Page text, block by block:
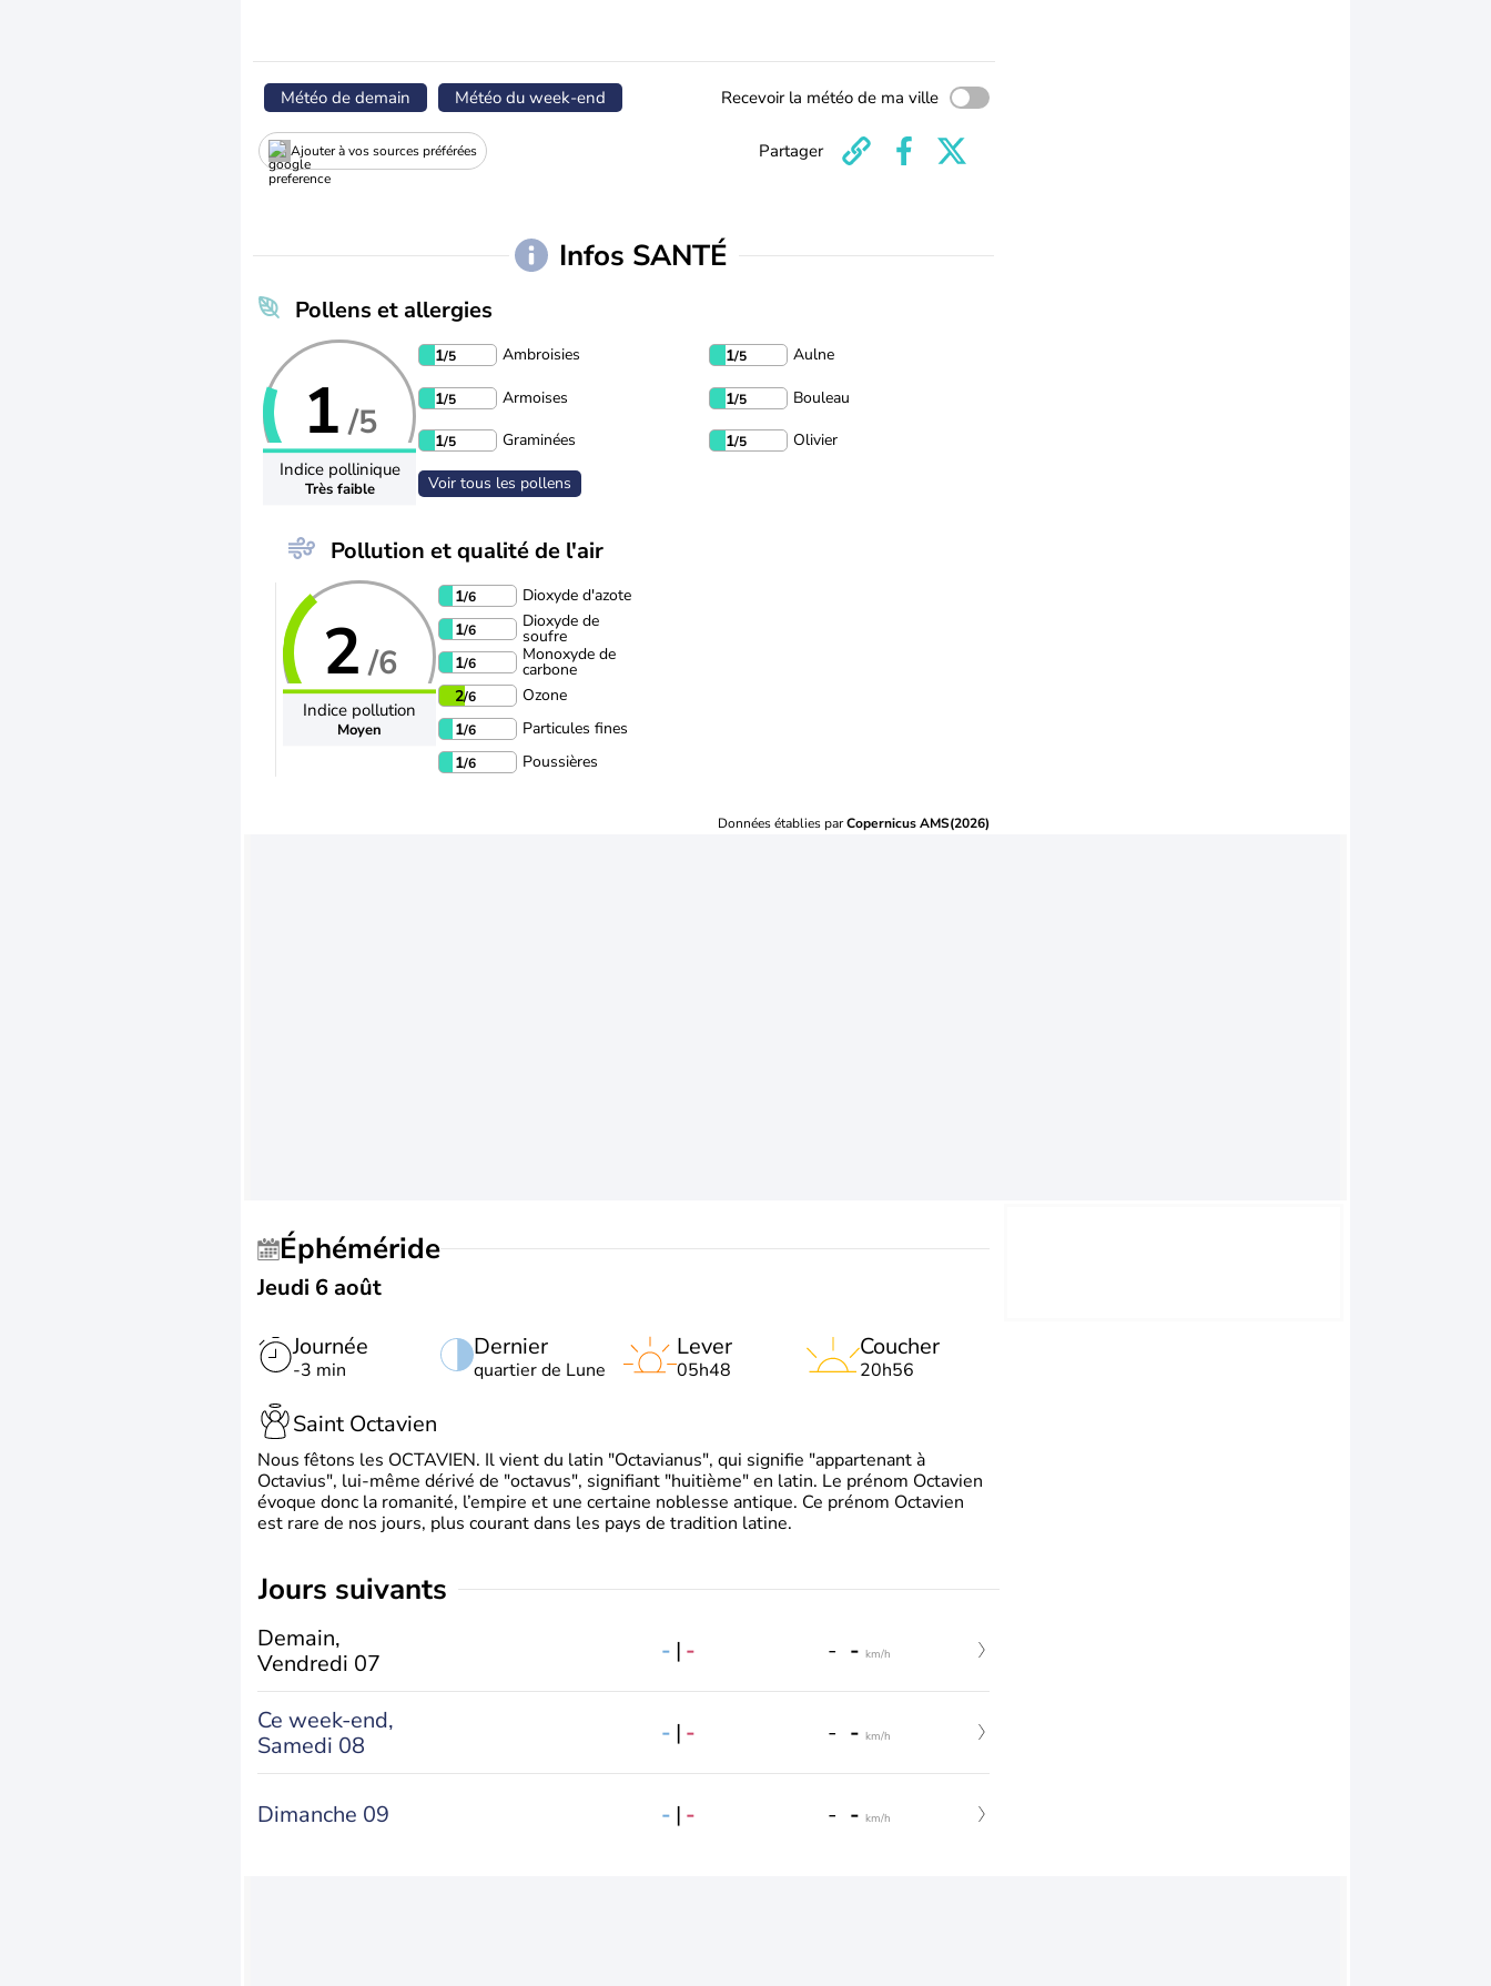
Météo de demain Météo du week-end Recevoir la météo de ma ville
Ajouter à vos sources préférées Partager
Infos SANTÉ
Pollens et allergies
1 /5
Indice pollinique
Très faible
1/5 Ambroisies 1/5 Aulne
1/5 Armoises 1/5 Bouleau
1/5 Graminées 1/5 Olivier
Voir tous les pollens
Pollution et qualité de l'air
2 /6
Indice pollution
Moyen
1/6
Dioxyde d'azote
1/6 Dioxyde de
soufre
1/6 Monoxyde de
carbone
2/6
Ozone
1/6
Particules fines
1/6 Poussières
Données établies parCopernicus AMS(2026)
Éphéméride
Jeudi 6 août
Journée
-3 min
Dernier
quartier de Lune
Lever
05h48
Coucher
20h56
Saint Octavien
Nous fêtons les OCTAVIEN. Il vient du latin "Octavianus", qui signifie "appartenant à
Octavius", lui-même dérivé de "octavus", signifiant "huitième" en latin. Le prénom Octavien
évoque donc la romanité, l’empire et une certaine noblesse antique. Ce prénom Octavien
est rare de nos jours, plus courant dans les pays de tradition latine.
jours suivants
Demain,
Vendredi 07
- | - - - km/h
Ce week-end,
Samedi 08
- | - - - km/h
Dimanche 09 - | - - - km/h